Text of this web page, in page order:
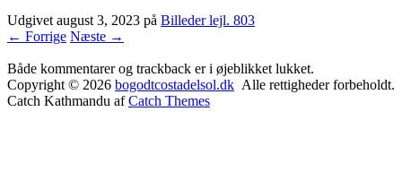
Udgivet august 3, 2023 på Billeder lejl. 803
← Forrige Næste →
Både kommentarer og trackback er i øjeblikket lukket.
Copyright © 2026 bogodtcostadelsol.dk Alle rettigheder forbeholdt.
Catch Kathmandu afCatch Themes